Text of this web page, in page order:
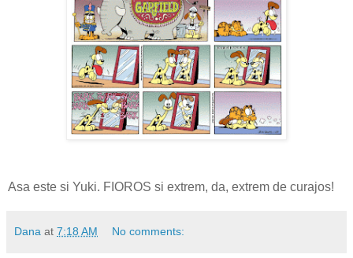
Asa este si Yuki. FIOROS si extrem, da, extrem de curajos!
Dana at 7:18 AM No comments: